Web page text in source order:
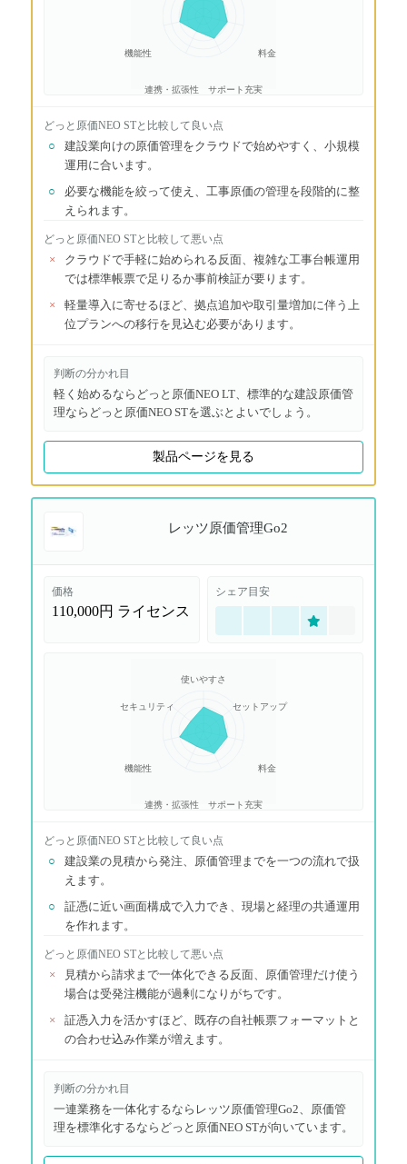
料金
サポート充実
連携・拡張性
機能性
どっと原価NEO STと比較して良い点
○
建設業向けの原価管理をクラウドで始めやすく、小規模
運用に合います。
○
必要な機能を絞って使え、工事原価の管理を段階的に整
えられます。
どっと原価NEO STと比較して悪い点
×
クラウドで手軽に始められる反面、複雑な工事台帳運用
では標準帳票で足りるか事前検証が要ります。
×
軽量導入に寄せるほど、拠点追加や取引量増加に伴う上
位プランへの移行を見込む必要があります。
判断の分かれ目
軽く始めるならどっと原価NEO LT、標準的な建設原価管
理ならどっと原価NEO STを選ぶとよいでしょう。
製品ページを見る
レッツ原価管理Go2
価格
110,000円 ライセンス
シェア目安
使いやすさ
セットアップ
料金
サポート充実
連携・拡張性
機能性
セキュリティ
どっと原価NEO STと比較して良い点
○
建設業の見積から発注、原価管理までを一つの流れで扱
えます。
○
証憑に近い画面構成で入力でき、現場と経理の共通運用
を作れます。
どっと原価NEO STと比較して悪い点
×
見積から請求まで一体化できる反面、原価管理だけ使う
場合は受発注機能が過剰になりがちです。
×
証憑入力を活かすほど、既存の自社帳票フォーマットと
の合わせ込み作業が増えます。
判断の分かれ目
一連業務を一体化するならレッツ原価管理Go2、原価管
理を標準化するならどっと原価NEO STが向いています。